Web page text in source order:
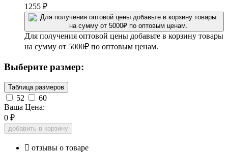
1255 ₽
Для получения оптовой цены добавьте в корзину товары
на сумму от 5000₽ по оптовым ценам.
Выберите размер:
Таблица размеров
52
60
Ваша Цена:
0 ₽
добавить в корзину
 отзывы о товаре